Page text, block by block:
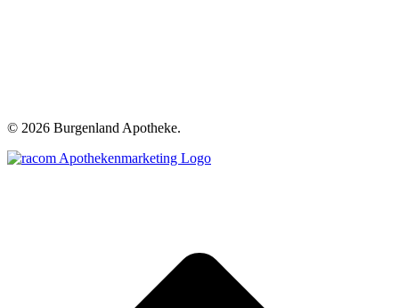
© 2026 Burgenland Apotheke.